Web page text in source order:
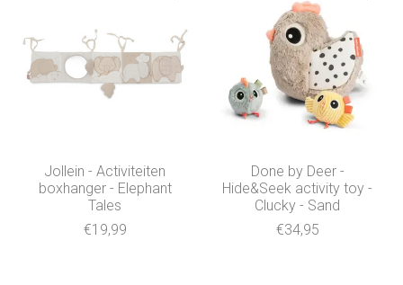
Jollein - Activiteiten
boxhanger - Elephant
Tales
€19,99
Done by Deer -
Hide&Seek activity toy -
Clucky - Sand
€34,95